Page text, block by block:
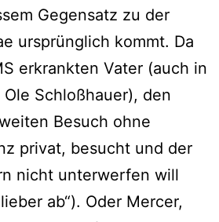
Gegensatz zu der
ursprünglich kommt. Da
erkrankten Vater (auch in
Schloßhauer), den
Besuch ohne
privat, besucht und der
nicht unterwerfen will
ab“). Oder Mercer,